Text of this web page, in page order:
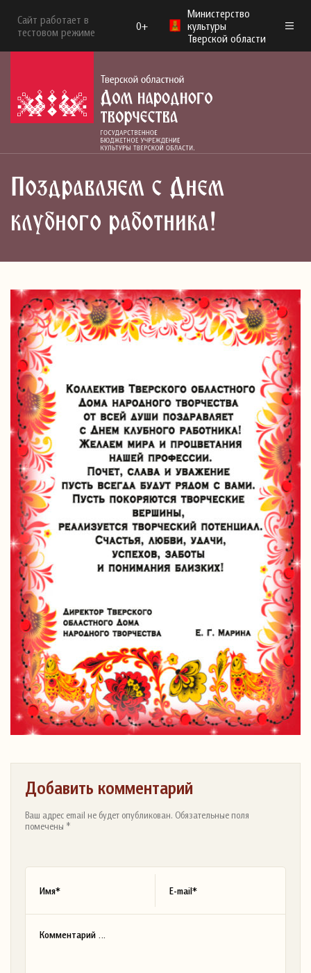
Сайт работает в
тестовом режиме
0+
Министерство
культуры
Тверской области
Поздравляем с Днем
клубного работника!
Добавить комментарий
Ваш адрес email не будет опубликован. Обязательные поля
помечены *